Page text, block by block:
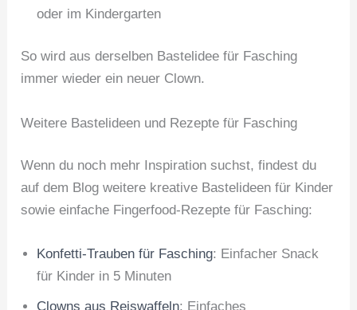
oder im Kindergarten
So wird aus derselben Bastelidee für Fasching
immer wieder ein neuer Clown.
Weitere Bastelideen und Rezepte für Fasching
Wenn du noch mehr Inspiration suchst, findest du
auf dem Blog weitere kreative Bastelideen für Kinder
sowie einfache Fingerfood-Rezepte für Fasching:
Konfetti-Trauben für Fasching: Einfacher Snack
für Kinder in 5 Minuten
Clowns aus Reiswaffeln: Einfaches